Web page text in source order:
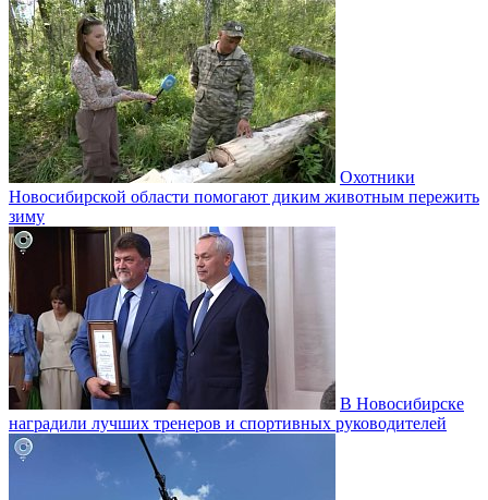
Охотники
Новосибирской области помогают диким животным пережить
зиму
В Новосибирске
наградили лучших тренеров и спортивных руководителей